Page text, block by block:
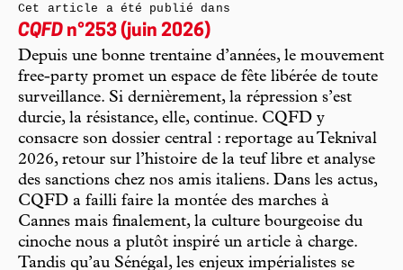
Cet article a été publié dans
CQFD n°253 (juin 2026)
Depuis une bonne trentaine d’années, le mouvement
free-party promet un espace de fête libérée de toute
surveillance. Si dernièrement, la répression s’est
durcie, la résistance, elle, continue. CQFD y
consacre son dossier central : reportage au Teknival
2026, retour sur l’histoire de la teuf libre et analyse
des sanctions chez nos amis italiens. Dans les actus,
CQFD a failli faire la montée des marches à
Cannes mais finalement, la culture bourgeoise du
cinoche nous a plutôt inspiré un article à charge.
Tandis qu’au Sénégal, les enjeux impérialistes se